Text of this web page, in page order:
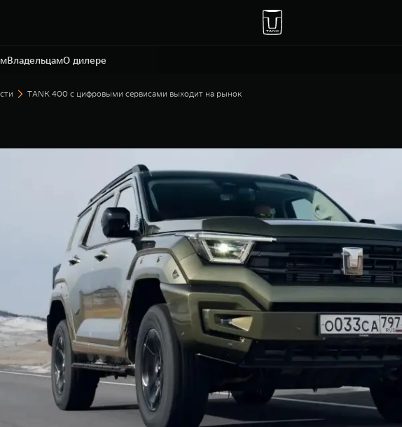
ВладельцамО дилере
пр-кт, д. 41
TANK 400 с цифровыми сервисами выходит на рынок